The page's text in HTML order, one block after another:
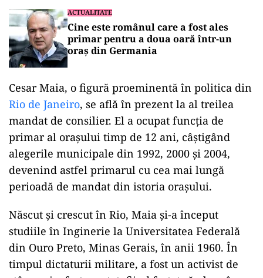
ACTUALITATE
Cine este românul care a fost ales
primar pentru a doua oară într-un
oraș din Germania
Cesar Maia, o figură proeminentă în politica din
Rio de Janeiro, se află în prezent la al treilea
mandat de consilier. El a ocupat funcția de
primar al orașului timp de 12 ani, câștigând
alegerile municipale din 1992, 2000 și 2004,
devenind astfel primarul cu cea mai lungă
perioadă de mandat din istoria orașului.
Născut și crescut în Rio, Maia și-a început
studiile în Inginerie la Universitatea Federală
din Ouro Preto, Minas Gerais, în anii 1960. În
timpul dictaturii militare, a fost un activist de